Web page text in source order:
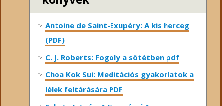
Antoine de Saint-Exupéry: A kis herceg
(PDF)
C. J. Roberts: Fogoly a sötétben pdf
Choa Kok Sui: Meditációs gyakorlatok a
lélek feltárására PDF